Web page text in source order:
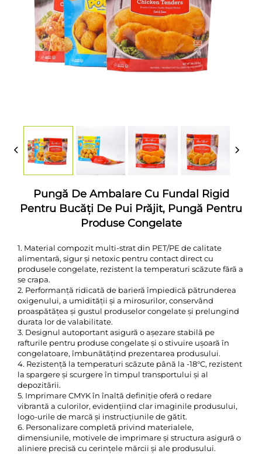
Pungă De Ambalare Cu Fundal Rigid
Pentru Bucăți De Pui Prăjit, Pungă Pentru
Produse Congelate
1. Material compozit multi-strat din PET/PE de calitate
alimentară, sigur și netoxic pentru contact direct cu
produsele congelate, rezistent la temperaturi scăzute fără a
se crapa.
2. Performanță ridicată de barieră împiedică pătrunderea
oxigenului, a umidității și a mirosurilor, conservând
proaspătățea și gustul produselor congelate și prelungind
durata lor de valabilitate.
3. Designul autoportant asigură o așezare stabilă pe
rafturile pentru produse congelate și o stivuire ușoară în
congelatoare, îmbunătățind prezentarea produsului.
4. Rezistență la temperaturi scăzute până la -18°C, rezistent
la spargere și scurgere în timpul transportului și al
depozitării.
5. Imprimare CMYK în înaltă definiție oferă o redare
vibrantă a culorilor, evidențiind clar imaginile produsului,
logo-urile de marcă și instrucțiunile de gătit.
6. Personalizare completă privind materialele,
dimensiunile, motivele de imprimare și structura asigură o
aliniere precisă cu cerințele mărcii și ale produsului.